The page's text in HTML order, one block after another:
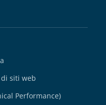
siti web
Performance)